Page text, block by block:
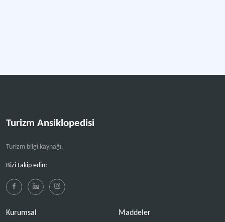
Turizm Ansiklopedisi
Turizm bilgi kaynağı.
Bizi takip edin:
Kurumsal Maddeler